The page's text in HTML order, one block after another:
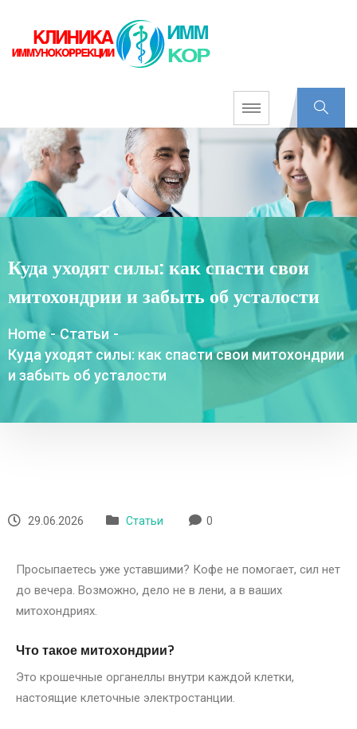
Куда уходят силы: как спасти свои
митохондрии и забыть об усталости
Home - Статьи -
Куда уходят силы: как спасти свои митохондрии
и забыть об усталости
29.06.2026 Статьи 0
Просыпаетесь уже уставшими? Кофе не помогает, сил нет
до вечера. Возможно, дело не в лени, а в ваших
митохондриях.
Что такое митохондрии?
Это крошечные органеллы внутри каждой клетки,
настоящие клеточные электростанции.